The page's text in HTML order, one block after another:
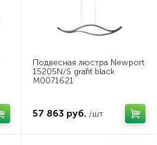
Подвесная люстра Newport
15205N/S grafit black
М0071621
57 863 руб. /шт